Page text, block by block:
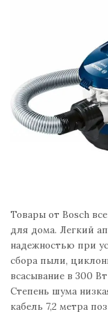
Товары от Bosch
для дома. Легкий
надежностью при
сбора пыли,
всасывание в 300
Степень шума
кабель 7,2 метра